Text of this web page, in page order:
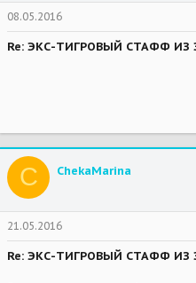
08.05.2016
Re: ЭКС-ТИГРОВЫЙ СТАФФ ИЗ
C ChekaMarina
21.05.2016
Re: ЭКС-ТИГРОВЫЙ СТАФФ ИЗ